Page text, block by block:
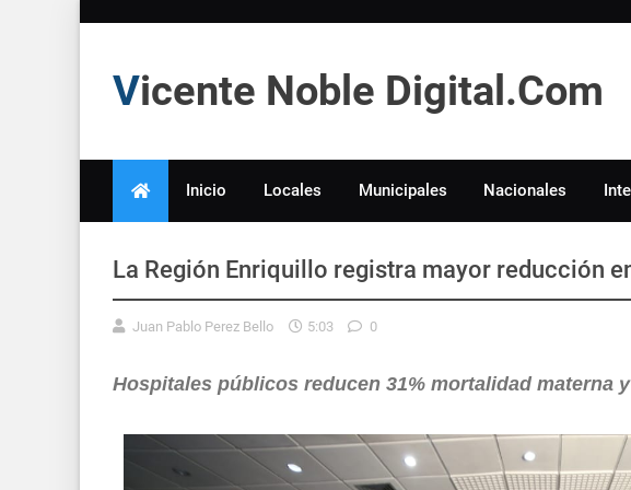
Vicente Noble Digital.Com
Inicio Locales Municipales Nacionales
La Región Enriquillo registra mayor reducción
Juan Pablo Perez Bello 5:03 0
Hospitales públicos reducen 31% mortalidad materna